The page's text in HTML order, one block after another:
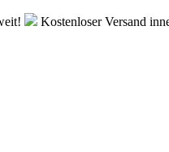
Kostenloser Versand